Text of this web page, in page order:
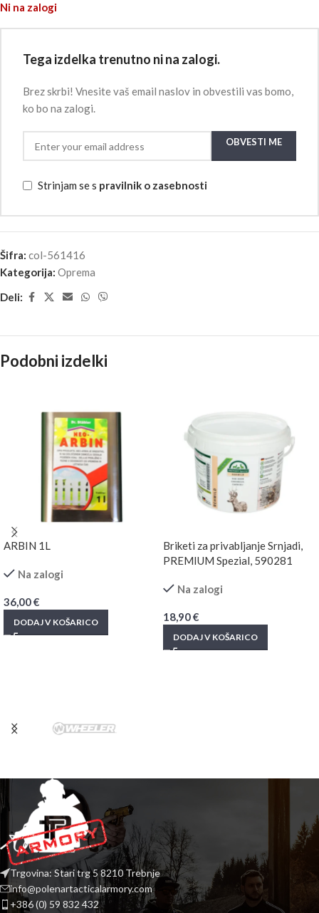
Ni na zalogi
Tega izdelka trenutno ni na zalogi.
Brez skrbi! Vnesite vaš email naslov in obvestili vas bomo,
ko bo na zalogi.
OBVESTI ME
Strinjam se s pravilnik o zasebnosti
Šifra: col-561416
Kategorija: Oprema
Deli:
Podobni izdelki
ARBIN 1L
Na zalogi
36,00€
DODAJ V KOŠARICO
Briketi za privabljanje Srnjadi,
PREMIUM Spezial, 590281
Na zalogi
18,90€
DODAJ V KOŠARICO
Trgovina: Stari trg 5 8210 Trebnje
info@polenartacticalarmory.com
+386 (0) 59 832 432